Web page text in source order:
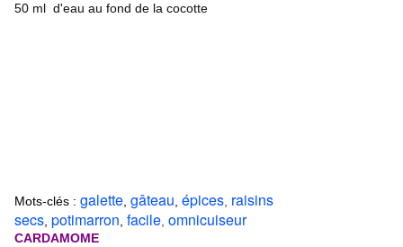
50 ml d'eau au fond de la cocotte
Mots-clés : galette gâteau épices raisins
secs potimarron facile omnicuiseur
CARDAMOME